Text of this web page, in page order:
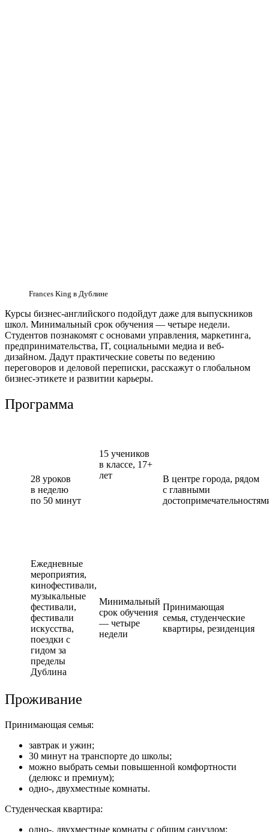
Frances King в Дублине
Курсы бизнес-английского подойдут даже для выпускников
школ. Минимальный срок обучения — четыре недели.
Студентов познакомят с основами управления, маркетинга,
предпринимательства, IT, социальными медиа и веб-
дизайном. Дадут практические советы по ведению
переговоров и деловой переписки, расскажут о глобальном
бизнес-этикете и развитии карьеры.
Программа
28 уроков
в неделю
по 50 минут
15 учеников
в классе, 17+
лет
В центре города, рядом
с главными
Ежедневные
мероприятия,
кинофестивали,
музыкальные
фестивали,
фестивали
искусства,
поездки с
гидом за
пределы
Дублина
Минимальный
срок обучения
— четыре
недели
Принимающая
семья, студенческие
квартиры, резиденция
Проживание
Принимающая семья:
завтрак и ужин;
30 минут на транспорте до школы;
можно выбрать семьи повышенной комфортности
(делюкс и премиум);
одно-, двухместные комнаты.
Студенческая квартира:
одно-, двухместные комнаты с общим санузлом;